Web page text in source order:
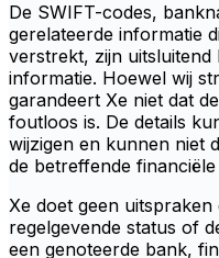
De SWIFT-codes,
gerelateerde informatie
verstrekt, zijn
informatie. Hoewel wij
garandeert Xe niet dat
foutloos is. De details
wijzigen en kunnen niet
de betreffende
Xe doet geen
regelgevende status of
een genoteerde bank,